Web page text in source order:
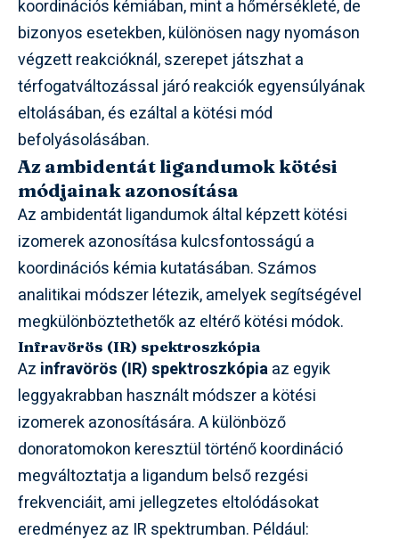
koordinációs kémiában, mint a hőmérsékleté, de
bizonyos esetekben, különösen nagy nyomáson
végzett reakcióknál, szerepet játszhat a
térfogatváltozással járó reakciók egyensúlyának
eltolásában, és ezáltal a kötési mód
befolyásolásában.
Az ambidentát ligandumok kötési
módjainak azonosítása
Az ambidentát ligandumok által képzett kötési
izomerek azonosítása kulcsfontosságú a
koordinációs kémia kutatásában. Számos
analitikai módszer létezik, amelyek segítségével
megkülönböztethetők az eltérő kötési módok.
Infravörös (IR) spektroszkópia
Az infravörös (IR) spektroszkópiaaz egyik
leggyakrabban használt módszer a kötési
izomerek azonosítására. A különböző
donoratomokon keresztül történő koordináció
megváltoztatja a ligandum belső rezgési
frekvenciáit, ami jellegzetes eltolódásokat
eredményez az IR spektrumban. Például: